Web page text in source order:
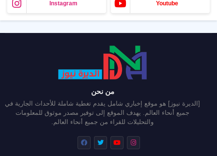
Instagram Youtube
من نحن
[الديرة نيوز] هو موقع إخباري شامل يقدم تغطية شاملة للأحداث الجارية في
جميع أنحاء العالم. يهدف الموقع إلى توفير مصدر موثوق للمعلومات
والتحليلات للقراء من جميع أنحاء العالم.